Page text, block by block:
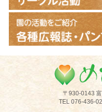
〒930-0143
TEL 076-436-